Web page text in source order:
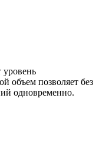
уровень
объем позволяет без
одновременно.